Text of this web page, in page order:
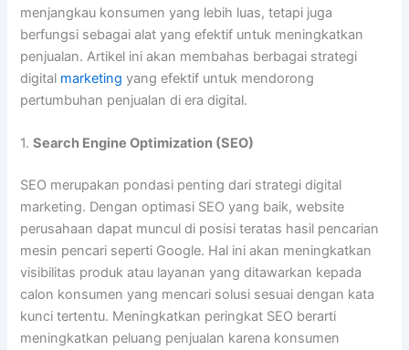
menjangkau konsumen yang lebih luas, tetapi juga
berfungsi sebagai alat yang efektif untuk meningkatkan
penjualan. Artikel ini akan membahas berbagai strategi
digital marketingyang efektif untuk mendorong
pertumbuhan penjualan di era digital.
1.Search Engine Optimization (SEO)
SEO merupakan pondasi penting dari strategi digital
marketing. Dengan optimasi SEO yang baik, website
perusahaan dapat muncul di posisi teratas hasil pencarian
mesin pencari seperti Google. Hal ini akan meningkatkan
visibilitas produk atau layanan yang ditawarkan kepada
calon konsumen yang mencari solusi sesuai dengan kata
kunci tertentu. Meningkatkan peringkat SEO berarti
meningkatkan peluang penjualan karena konsumen